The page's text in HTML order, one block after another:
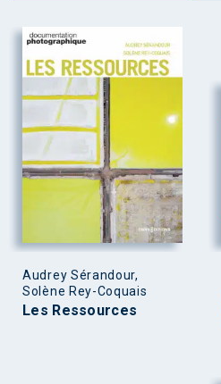
Audrey Sérandour,
Solène Rey-Coquais
Les Ressources